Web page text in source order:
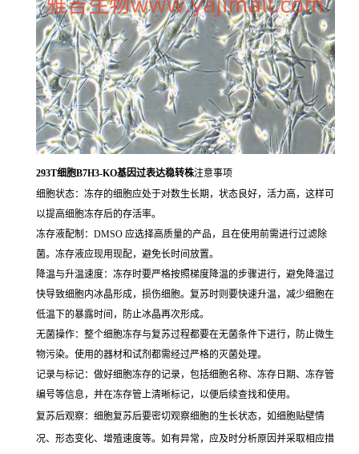
293T细胞B7H3-KO基因过表达稳转株注意事项
细胞状态：冻存的细胞应处于对数生长期，状态良好，活力高，这样可
以提高细胞冻存后的存活率。
冻存液配制：DMSO 应选择高质量的产品，且在使用前需进行过滤除
菌。冻存液应现用现配，避免长时间放置。
降温与升温速度：冻存时要严格按照梯度降温的步骤进行，避免降温过
快导致细胞内冰晶形成，损伤细胞。复苏时则要快速升温，减少细胞在
低温下的暴露时间，防止冰晶再次形成。
无菌操作：整个细胞冻存与复苏过程都要在无菌条件下进行，防止微生
物污染。使用的器材和试剂都需经过严格的灭菌处理。
记录与标记：做好细胞冻存的记录，包括细胞名称、冻存日期、冻存管
编号等信息，并在冻存管上清晰标记，以便后续查找和使用。
复苏后观察：细胞复苏后要密切观察细胞的生长状态，如细胞贴壁情
况、形态变化、增殖速度等。如有异常，应及时分析原因并采取相应措